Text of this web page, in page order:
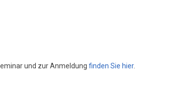
und zur Anmeldung finden Sie hier.